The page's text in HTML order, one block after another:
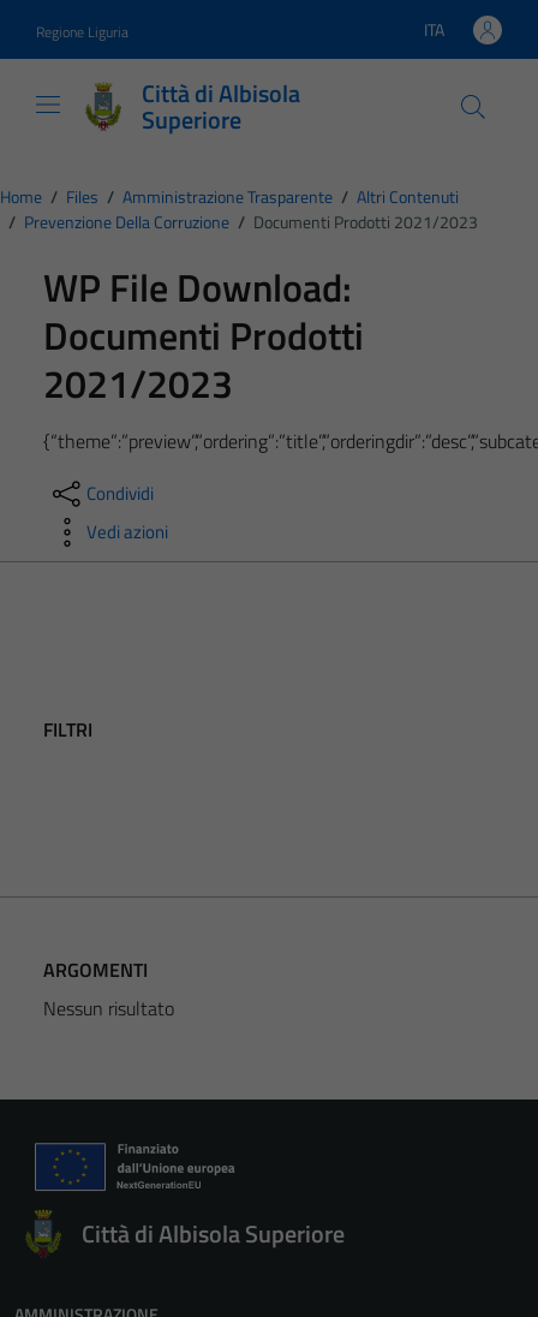
Regione Liguria Lingua attiva:
ITA
Città di Albisola
Superiore
Home / Files / Amministrazione Trasparente / Altri Contenuti
/ Prevenzione Della Corruzione / Documenti Prodotti 2021/2023
WP File Download:
Documenti Prodotti
2021/2023
Condividi
Vedi azioni
FILTRI
ARGOMENTI
Nessun risultato
Città di Albisola Superiore